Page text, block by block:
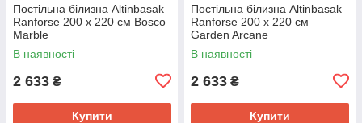
Постільна білизна Altinbasak
Ranforse 200 х 220 см Bosco
Marble
В наявності
2 633 ₴
Купити
Постільна білизна Altinbasak
Ranforse 200 х 220 см
Garden Arcane
В наявності
2 633 ₴
Купити